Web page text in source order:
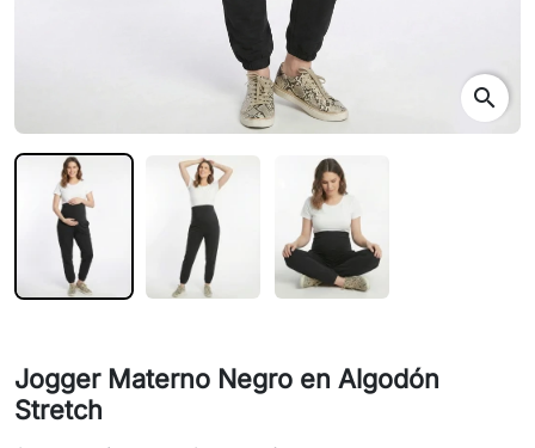
search
Jogger Materno Negro en Algodón
Stretch